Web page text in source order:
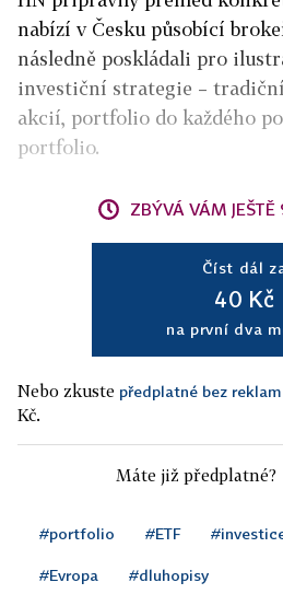
nabízí v Česku působící
následně poskládali pro
investiční strategie –
akcií, portfolio do každého
portfolio.
ZBÝVÁ VÁM
Číst dál
40 Kč
na první dva
Nebo zkuste předplatné bez
Kč.
Máte již předplatné?
#portfolio #ETF
#Evropa #dluhopisy